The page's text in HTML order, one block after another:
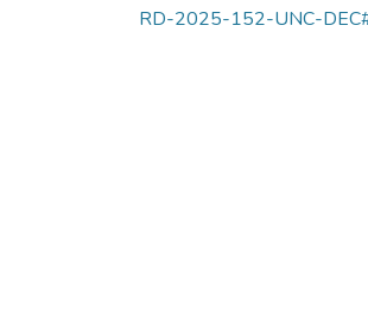
RD-2025-152-UNC-